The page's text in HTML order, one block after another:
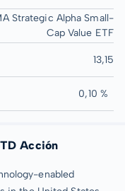
Strategic Alpha Small-
Cap Value ETF
13,15
0,10 %
Acción
enabled